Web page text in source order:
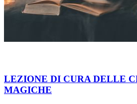
LEZIONE DI CURA DELLE
MAGICHE